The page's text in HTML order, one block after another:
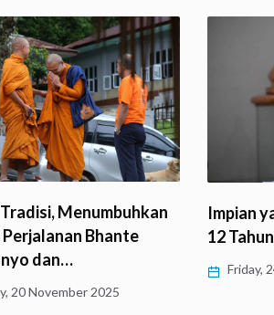
Menumbuhkan
Perjalanan Bhante
dan…
20 November 2025
Impian
12 Tahun
Friday,